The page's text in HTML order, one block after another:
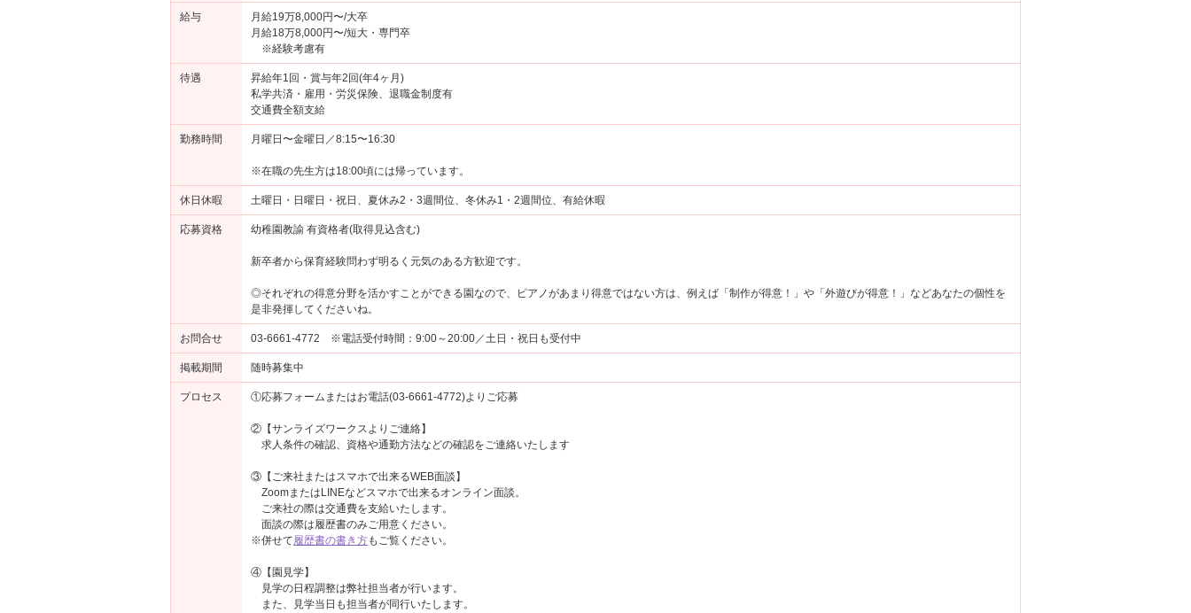
給与
月給19万8,000円〜/大卒
月給18万8,000円〜/短大・専門卒
※経験考慮有
待遇
昇給年1回・賞与年2回(年4ヶ月)
私学共済・雇用・労災保険、退職金制度有
交通費全額支給
勤務時間 月曜日〜金曜日／8:15〜16:30
※在職の先生方は18:00頃には帰っています。
休日休暇 土曜日・日曜日・祝日、夏休み2・3週間位、冬休み1・2週間位、有給休暇
応募資格 幼稚園教諭 有資格者(取得見込含む)
新卒者から保育経験問わず明るく元気のある方歓迎です。
◎それぞれの得意分野を活かすことができる園なので、ピアノがあまり得意ではない方は、例えば「制作が得意！」や「外遊びが得意！」などあなたの個性を
是非発揮してくださいね。
お問合せ 03-6661-4772 ※電話受付時間：9:00～20:00／土日・祝日も受付中
掲載期間 随時募集中
プロセス ①応募フォームまたはお電話(03-6661-4772)よりご応募
②【サンライズワークスよりご連絡】
求人条件の確認、資格や通勤方法などの確認をご連絡いたします
③【ご来社またはスマホで出来るWEB面談】
ZoomまたはLINEなどスマホで出来るオンライン面談。
ご来社の際は交通費を支給いたします。
面談の際は履歴書のみご用意ください。
※併せて履歴書の書き方もご覧ください。
④【園見学】
見学の日程調整は弊社担当者が行います。
また、見学当日も担当者が同行いたします。